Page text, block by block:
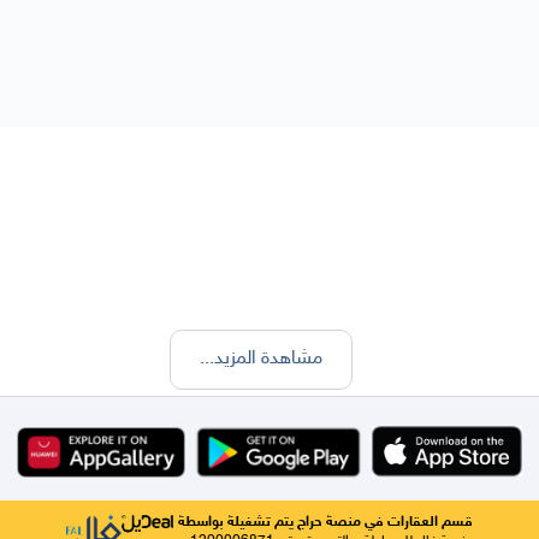
مشاهدة المزيد...
قسم العقارات في منصة حراج يتم تشغيلة بواسطة